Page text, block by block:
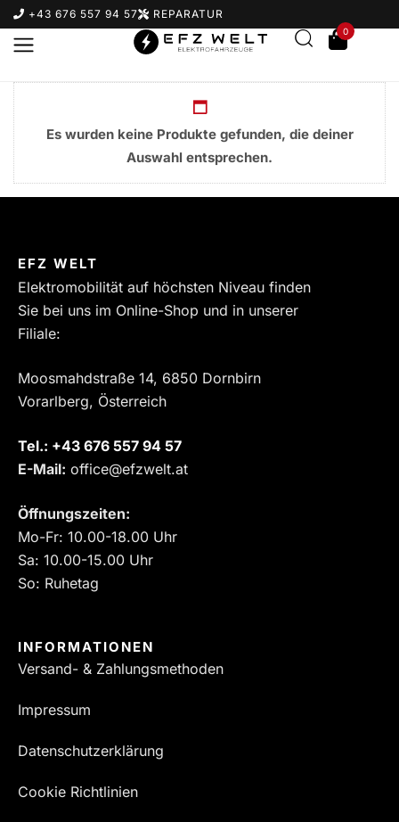
+43 676 557 94 57 REPARATUR
0
Es wurden keine Produkte gefunden, die deiner
Auswahl entsprechen.
EFZ WELT
Elektromobilität auf höchsten Niveau finden
Sie bei uns im Online-Shop und in unserer
Filiale:
Moosmahdstraße 14, 6850 Dornbirn
Vorarlberg, Österreich
Tel.: ‎+43 676 557 94 57
E-Mail: office@efzwelt.at
Öffnungszeiten:
Mo-Fr: 10.00-18.00 Uhr
Sa: 10.00-15.00 Uhr
So: Ruhetag
INFORMATIONEN
Versand- & Zahlungsmethoden
Impressum
Datenschutzerklärung
Cookie Richtlinien